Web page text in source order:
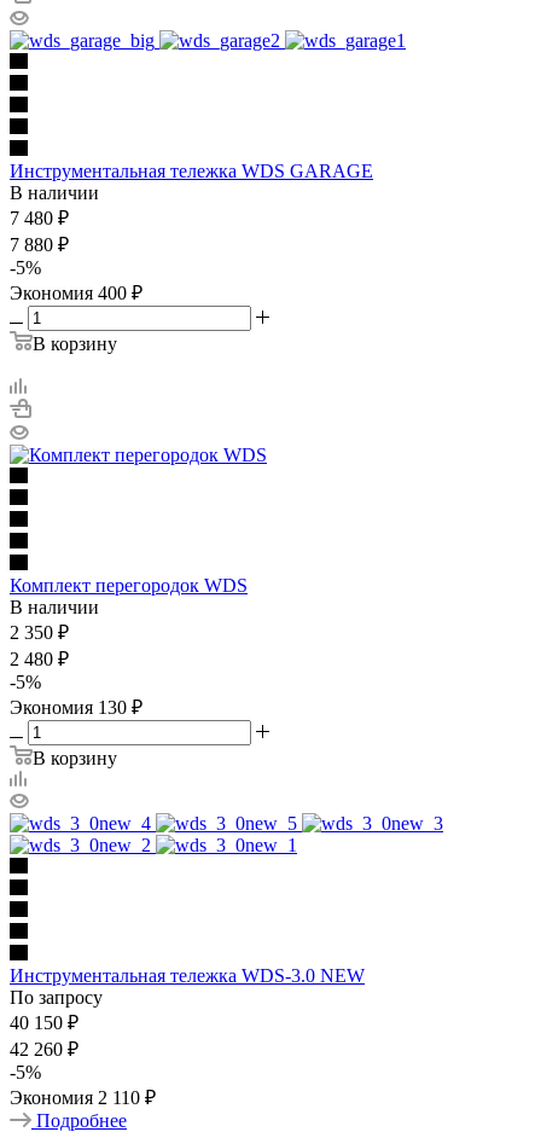
Инструментальная тележка WDS GARAGE
В наличии
7 480 ₽
7 880 ₽
-5%
Экономия 400 ₽
В корзину
Комплект перегородок WDS
В наличии
2 350 ₽
2 480 ₽
-5%
Экономия 130 ₽
В корзину
Инструментальная тележка WDS-3.0 NEW
По запросу
40 150 ₽
42 260 ₽
-5%
Экономия 2 110 ₽
Подробнее